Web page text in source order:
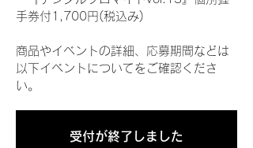
手券付1,700円(税込み)
商品やイベントの詳細、応募期間などは
以下イベントについてをご確認くださ
い。
受付が終了しました